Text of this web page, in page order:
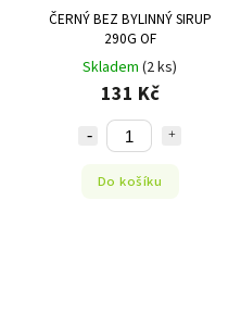
ČERNÝ BEZ BYLINNÝ SIRUP
290G OF
Skladem (2 ks)
131 Kč
Do košíku